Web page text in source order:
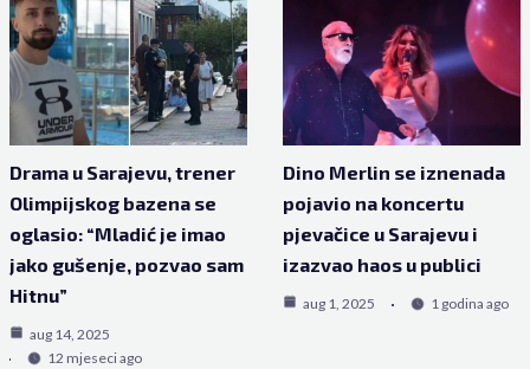
Drama u Sarajevu, trener
Olimpijskog bazena se
oglasio: “Mladić je imao
jako gušenje, pozvao sam
Hitnu”
aug 14, 2025
12 mjeseci ago
Dino Merlin se iznenada
pojavio na koncertu
pjevačice u Sarajevu i
izazvao haos u publici
aug 1, 2025 1 godina ago